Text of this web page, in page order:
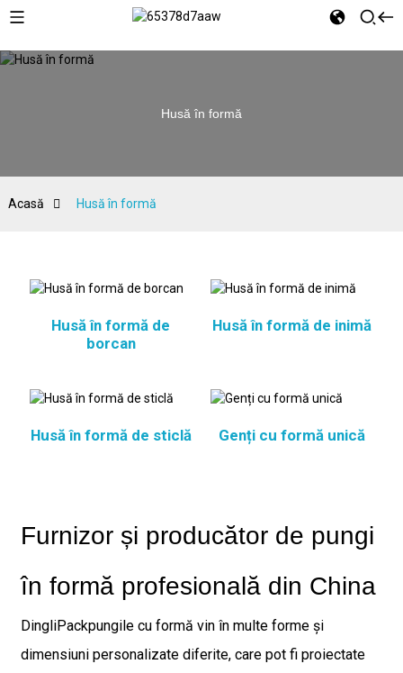
Husă în formă
Acasă Husă în formă
Husă în formă de
borcan
Husă în formă de inimă
Husă în formă de sticlă Genți cu formă unică
Furnizor și producător de pungi
în formă profesională din China
DingliPackpungile cu formă vin în multe forme și
dimensiuni personalizate diferite, care pot fi proiectate